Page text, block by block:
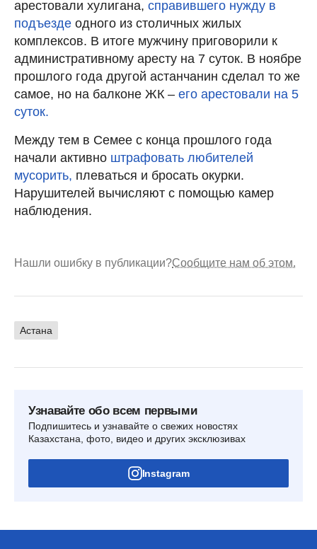
арестовали хулигана, справившего нужду в
подъезде одного из столичных жилых
комплексов. В итоге мужчину приговорили к
административному аресту на 7 суток. В ноябре
прошлого года другой астанчанин сделал то же
самое, но на балконе ЖК – его арестовали на 5
суток.
Между тем в Семее с конца прошлого года
начали активно штрафовать любителей
мусорить, плеваться и бросать окурки.
Нарушителей вычисляют с помощью камер
наблюдения.
Нашли ошибку в публикации?Сообщите нам об этом.
Астана
Узнавайте обо всем первыми
Подпишитесь и узнавайте о свежих новостях
Казахстана, фото, видео и других эксклюзивах
Instagram